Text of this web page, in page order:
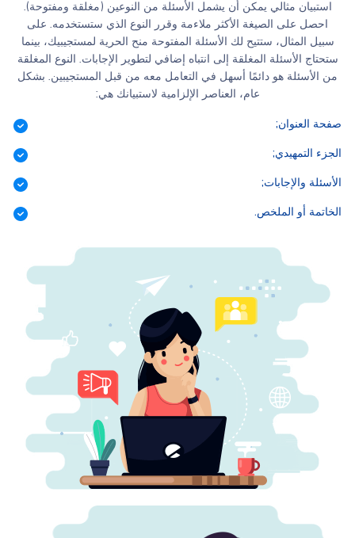
استبيان مثالي يمكن أن يشمل الأسئلة من النوعين (مغلقة ومفتوحة).
احصل على الصيغة الأكثر ملاءمة وقرر النوع الذي ستستخدمه. على
سبيل المثال، ستتيح لك الأسئلة المفتوحة منح الحرية لمستجيبيك، بينما
ستحتاج الأسئلة المغلقة إلى انتباه إضافي لتطوير الإجابات. النوع المغلقة
من الأسئلة هو دائمًا أسهل في التعامل معه من قبل المستجيبين. بشكل
عام، العناصر الإلزامية لاستبيانك هي:
صفحة العنوان;
الجزء التمهيدي;
الأسئلة والإجابات;
الخاتمة أو الملخص.